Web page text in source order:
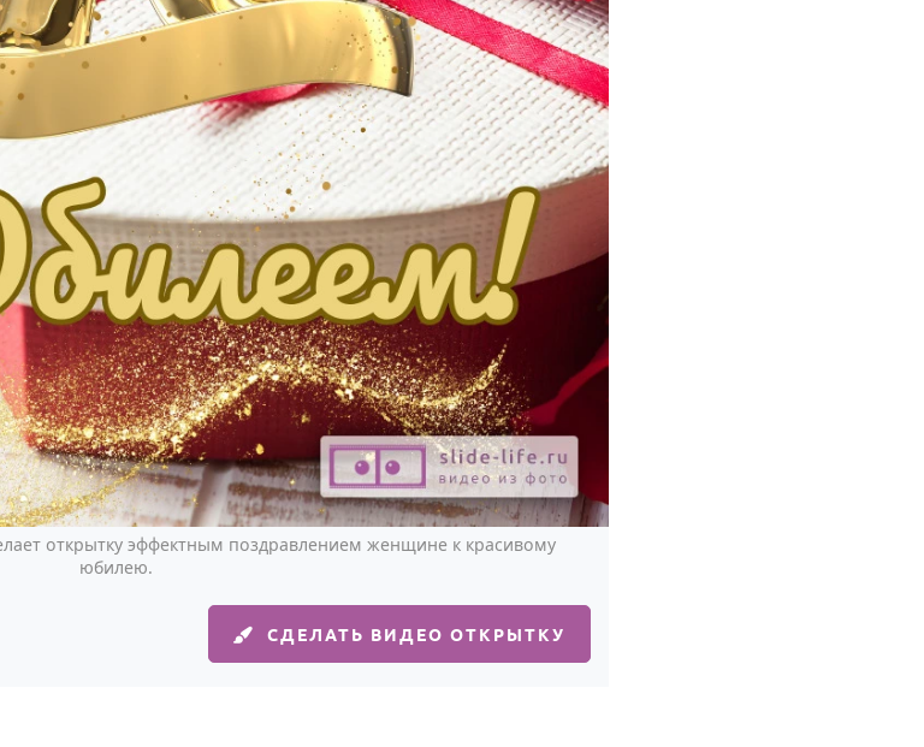
открытку эффектным поздравлением женщине к красивому
юбилею.
СДЕЛАТЬ ВИДЕО ОТКРЫТКУ